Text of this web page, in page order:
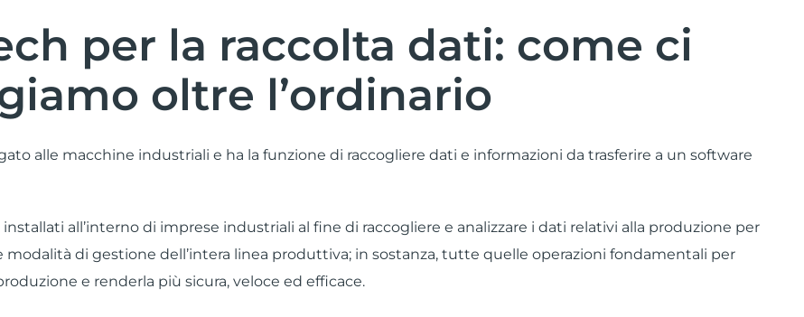
per la raccolta dati: come ci
oltre l’ordinario
alle macchine industriali e ha la funzione di raccogliere dati e informazioni da trasferire a un software
all’interno di imprese industriali al fine di raccogliere e analizzare i dati relativi alla produzione per
di gestione dell’intera linea produttiva; in sostanza, tutte quelle operazioni fondamentali per
e renderla più sicura, veloce ed efficace.